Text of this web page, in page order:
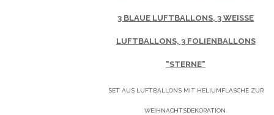
3 BLAUE LUFTBALLONS, 3 WEISSE L
UFTBALLONS, 3 FOLIENBALLONS "
STERNE"
SET AUS LUFTBALLONS MIT HELIUMFLASCHE ZUR
WEIHNACHTSDEKORATION.